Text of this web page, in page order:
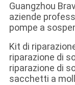
Guangzhou
aziende
pompe a
Kit di
riparazione di
riparazione di
sacchetti a